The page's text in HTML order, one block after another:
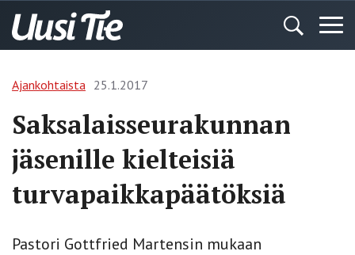
Ajankohtaista 25.1.2017
Saksalaisseurakunnan
jäsenille kielteisiä
turvapaikkapäätöksiä
Pastori Gottfried Martensin mukaan